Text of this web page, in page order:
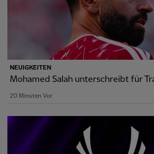
NEUIGKEITEN
Mohamed Salah unterschreibt für
20 Minuten Vor